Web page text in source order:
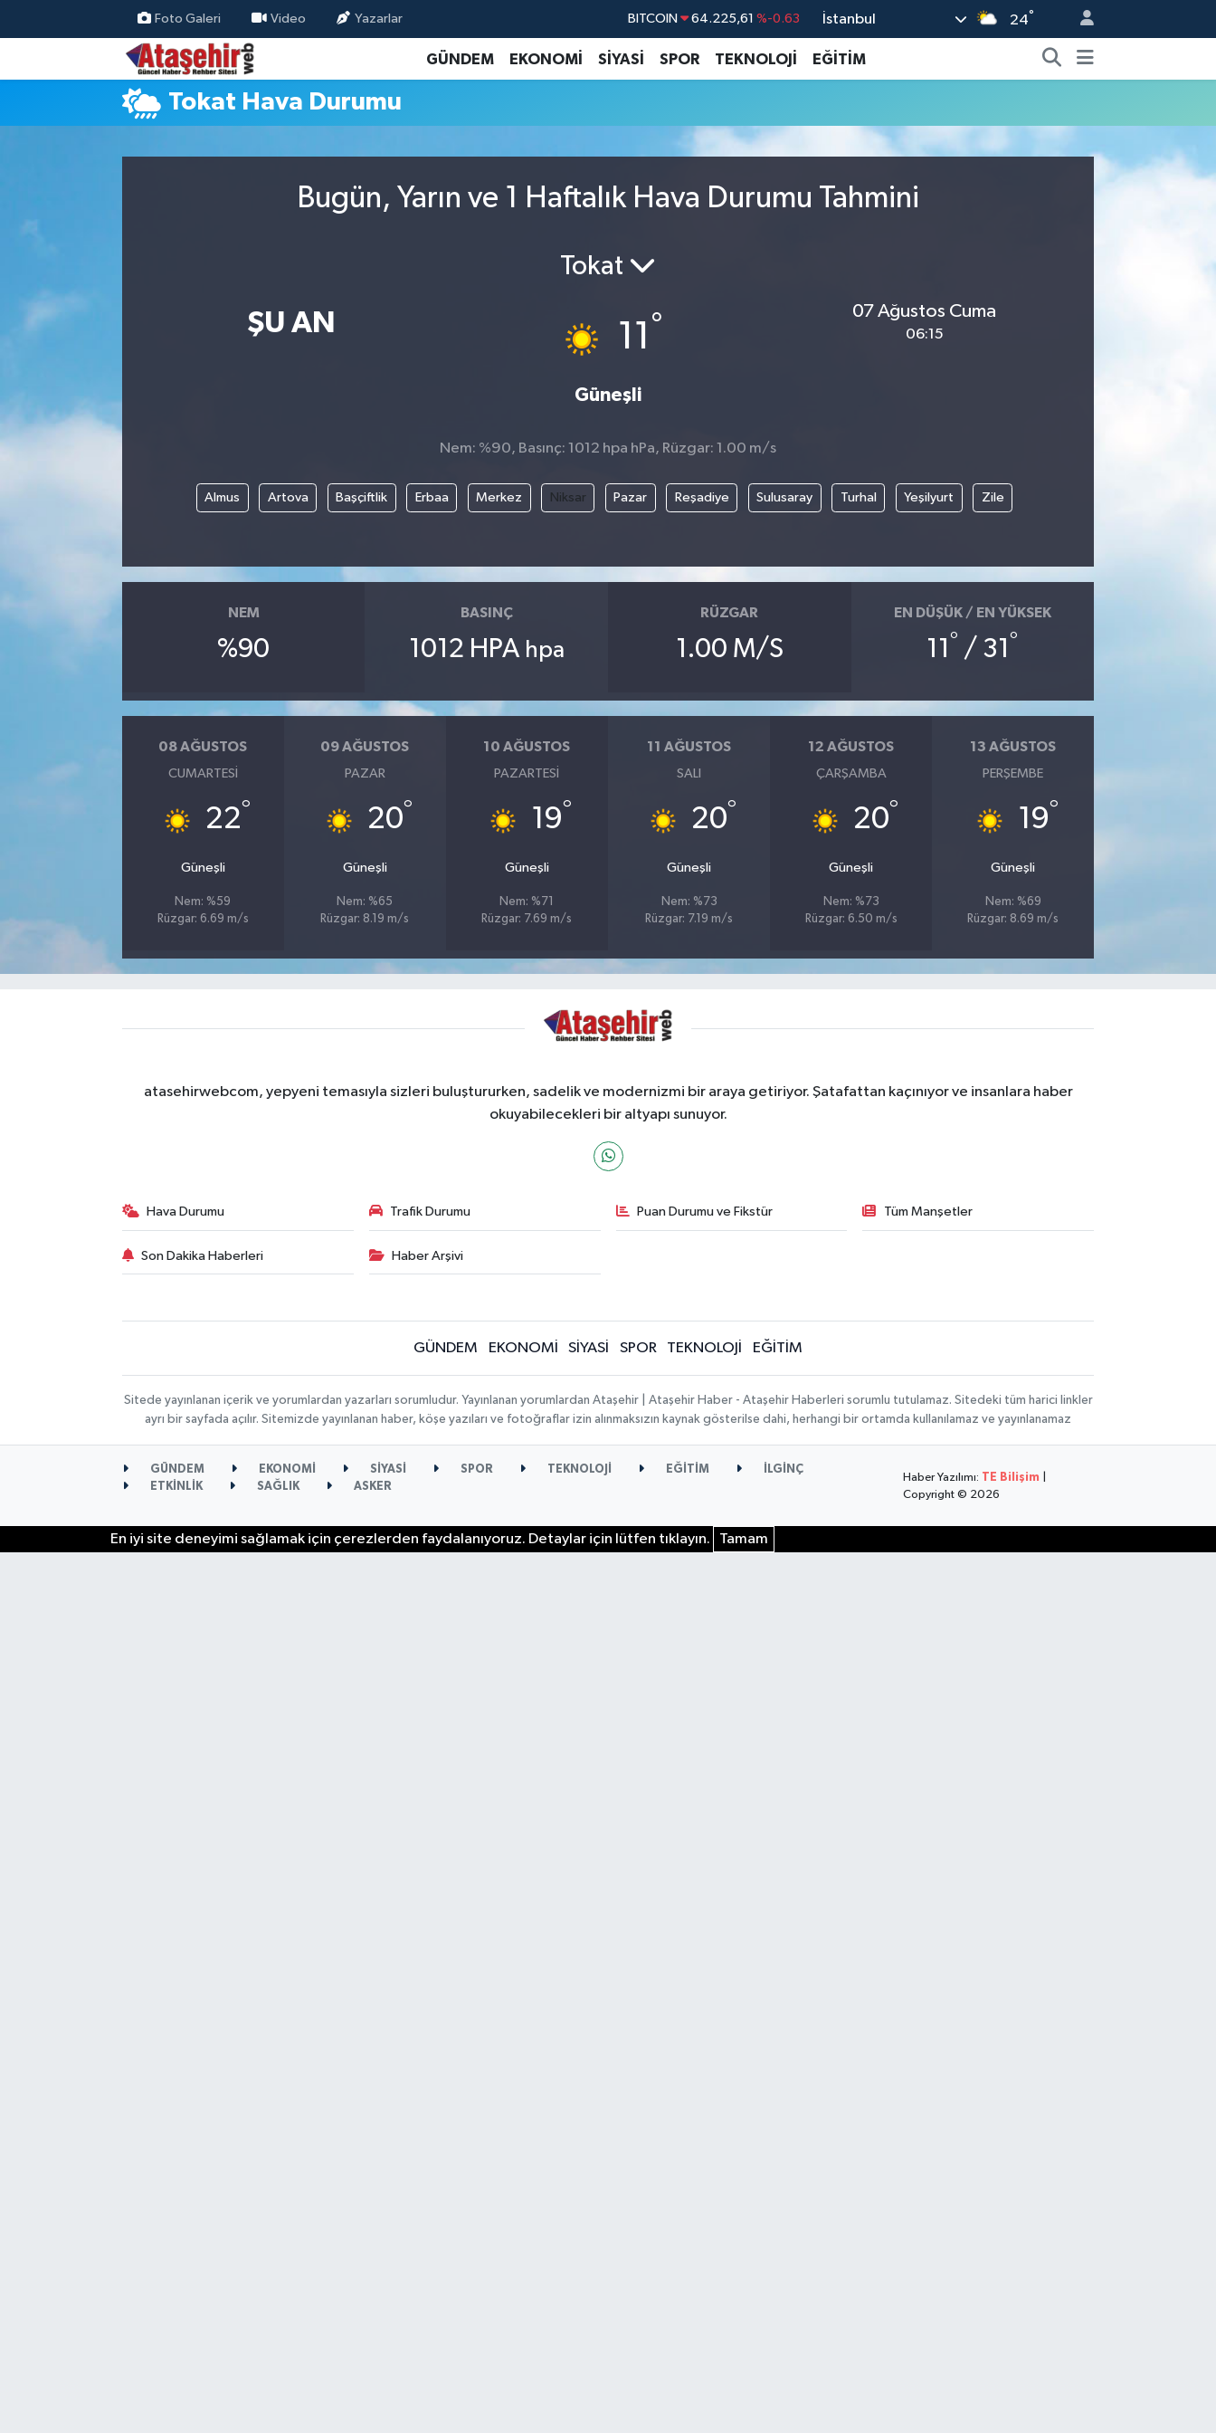
Foto Galeri Video Yazarlar BITCOIN 64.225,61 %-0.63
DOLAR 47,7143 %0.16
EURO 55,0317 %-0.02
GRAM ALTIN 6574.81
İstanbul 24°
GÜNDEM EKONOMİ SİYASİ SPOR TEKNOLOJİ EĞİTİM
Tokat Hava Durumu
Bugün, Yarın ve 1 Haftalık Hava Durumu Tahmini
ŞU AN
Tokat
11 °
Güneşli
07 Ağustos Cuma
06:15
Nem: %90, Basınç: 1012 hpa hPa, Rüzgar: 1.00 m/s
Almus Artova Başçiftlik Erbaa Merkez Niksar Pazar Reşadiye Sulusaray Turhal Yeşilyurt Zile
NEM
%90
BASINÇ
1012 HPA hpa
RÜZGAR
1.00 M/S
EN DÜŞÜK / EN YÜKSEK
11 ° / 31 °
08 AĞUSTOS
CUMARTESI
22°
Güneşli
Nem: %59
Rüzgar: 6.69 m/s
09 AĞUSTOS
PAZAR
20°
Güneşli
Nem: %65
Rüzgar: 8.19 m/s
10 AĞUSTOS
PAZARTESI
19°
Güneşli
Nem: %71
Rüzgar: 7.69 m/s
11 AĞUSTOS
SALI
20°
Güneşli
Nem: %73
Rüzgar: 7.19 m/s
12 AĞUSTOS
ÇARŞAMBA
20°
Güneşli
Nem: %73
Rüzgar: 6.50 m/s
13 AĞUSTOS
PERŞEMBE
19°
Güneşli
Nem: %69
Rüzgar: 8.69 m/s
atasehirwebcom, yepyeni temasıyla sizleri buluştururken, sadelik ve modernizmi bir araya getiriyor. Şatafattan kaçınıyor ve insanlara haber
okuyabilecekleri bir altyapı sunuyor.
Hava Durumu Trafik Durumu Puan Durumu ve Fikstür Tüm Manşetler
Son Dakika Haberleri Haber Arşivi
GÜNDEM EKONOMİ SİYASİ SPOR TEKNOLOJİ EĞİTİM
Sitede yayınlanan içerik ve yorumlardan yazarları sorumludur. Yayınlanan yorumlardan Ataşehir | Ataşehir Haber - Ataşehir Haberleri sorumlu tutulamaz. Sitedeki tüm harici linkler
ayrı bir sayfada açılır. Sitemizde yayınlanan haber, köşe yazıları ve fotoğraflar izin alınmaksızın kaynak gösterilse dahi, herhangi bir ortamda kullanılamaz ve yayınlanamaz
GÜNDEM EKONOMİ SİYASİ SPOR TEKNOLOJİ EĞİTİM
İLGİNÇ
ETKİNLİK
SAĞLIK ASKER
Haber Yazılımı: TE Bilişim
Copyright © 2026
En iyi site deneyimi sağlamak için çerezlerden faydalanıyoruz. Detaylar için lütfen tıklayın. Tamam
Hava Durumu
Trafik Durumu
Süper Lig Puan Durumu ve Fikstür
Haber Arşivi